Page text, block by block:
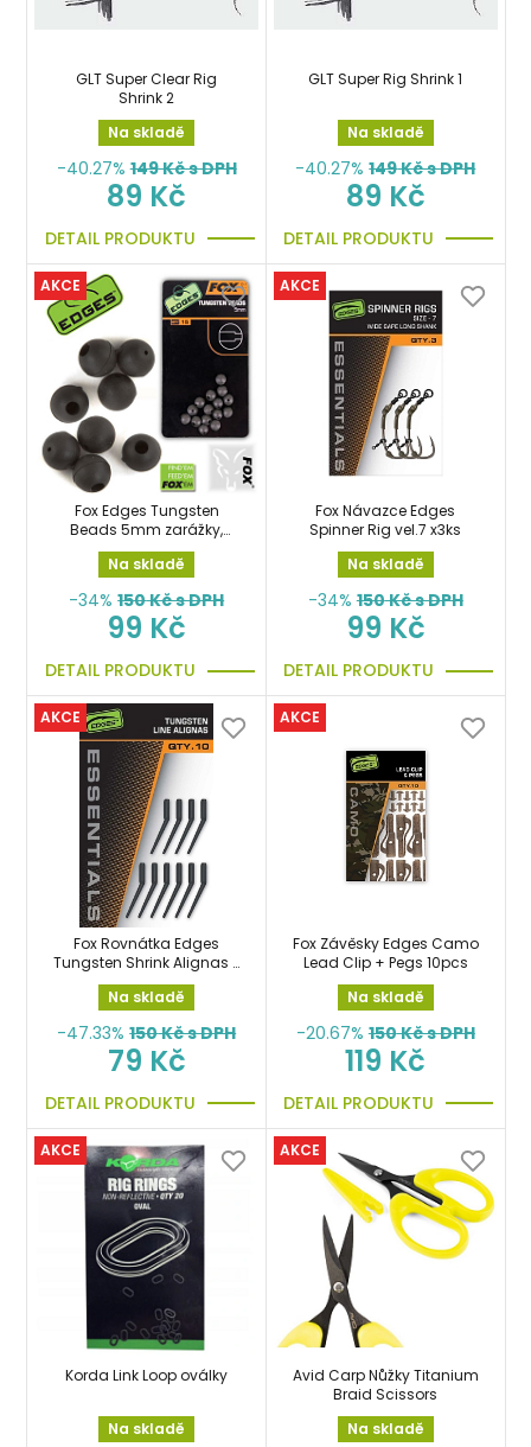
GLT Super Clear Rig
Shrink 2
Na skladě
-40.27% 149Kč s DPH
89 Kč
DETAIL PRODUKTU
GLT Super Rig Shrink 1
Na skladě
-40.27% 149Kč s DPH
89 Kč
DETAIL PRODUKTU
AKCE
Fox Edges Tungsten
Beads 5mm zarážky,
gumové stoppery
Na skladě
-34% 150Kč s DPH
99 Kč
DETAIL PRODUKTU
AKCE
Fox Návazce Edges
Spinner Rig vel.7 x3ks
Na skladě
-34% 150Kč s DPH
99 Kč
DETAIL PRODUKTU
AKCE
Fox Rovnátka Edges
Tungsten Shrink Alignas x
10ks zátěžová
Na skladě
-47.33% 150Kč s DPH
79 Kč
DETAIL PRODUKTU
AKCE
Fox Závěsky Edges Camo
Lead Clip + Pegs 10pcs
Na skladě
-20.67% 150Kč s DPH
119 Kč
DETAIL PRODUKTU
AKCE
Korda Link Loop oválky
Na skladě
AKCE
Avid Carp Nůžky Titanium
Braid Scissors
Na skladě